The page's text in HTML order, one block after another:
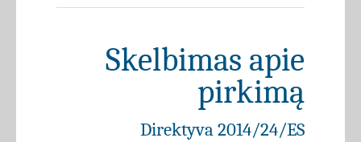
Skelbimas apie
pirkimą
Direktyva 2014/24/ES